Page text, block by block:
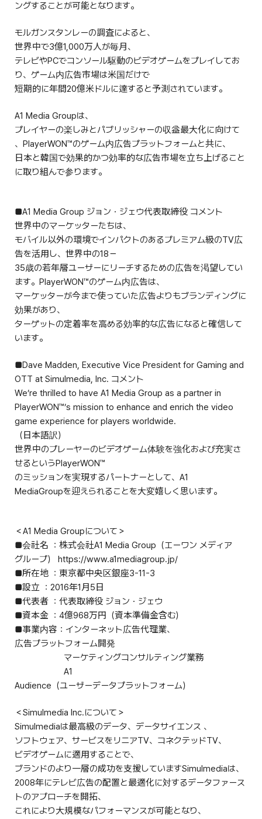
ングすることが可能となります。
モルガンスタンレーの調査によると、
世界中で3億1,000万人が毎月、
テレビやPCでコンソール駆動のビデオゲームをプレイしてお
り、ゲーム内広告市場は米国だけで
短期的に年間20億米ドルに達すると予測されています。
A1 Media Groupは、
プレイヤーの楽しみとパブリッシャーの収益最大化に向けて
、PlayerWON™のゲーム内広告プラットフォームと共に、
日本と韓国で効果的かつ効率的な広告市場を立ち上げること
に取り組んで参ります。
■A1 Media Group ジョン・ジェウ代表取締役 コメント
世界中のマーケッターたちは、
モバイル以外の環境でインパクトのあるプレミアム級のTV広
告を活用し、世界中の18－
35歳の若年層ユーザーにリーチするための広告を渇望してい
ます。PlayerWON™のゲーム内広告は、
マーケッターが今まで使っていた広告よりもブランディングに
効果があり、
ターゲットの定着率を高める効率的な広告になると確信して
います。
■Dave Madden, Executive Vice President for Gaming and
OTT at Simulmedia, Inc. コメント
We’re thrilled to have A1 Media Group as a partner in
PlayerWON™’s mission to enhance and enrich the video
game experience for players worldwide.
（日本語訳）
世界中のプレーヤーのビデオゲーム体験を強化および充実さ
せるというPlayerWON™
のミッションを実現するパートナーとして、A1
MediaGroupを迎えられることを大変嬉しく思います。
＜A1 Media Groupについて＞
■会社名 ：株式会社A1 Media Group（エーワン メディア
グループ） https://www.a1mediagroup.jp/
■所在地 ：東京都中央区銀座3-11-3
■設立 ：2016年1月5日
■代表者 ：代表取締役 ジョン・ジェウ
■資本金 ：4億968万円（資本準備金含む）
■事業内容：インターネット広告代理業、
広告プラットフォーム開発
マーケティングコンサルティング業務
A1
Audience（ユーザーデータプラットフォーム）
＜Simulmedia Inc.について＞
Simulmediaは最高級のデータ、データサイエンス 、
ソフトウェア、サービスをリニアTV、コネクテッドTV、
ビデオゲームに適用することで、
ブランドのより一層の成功を支援していますSimulmediaは、
2008年にテレビ広告の配置と最適化に対するデータファース
トのアプローチを開拓、
これにより大規模なパフォーマンスが可能となり、